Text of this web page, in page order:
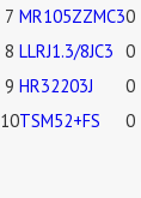
7 MR105ZZMC30
8 LLRJ1.3/8JC3 0
9 HR32203J 0
10TSM52+FS 0